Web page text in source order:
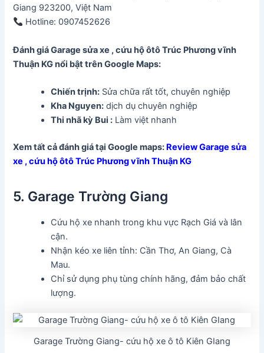
Giang 923200, Việt Nam
Hotline: 0907452626
Đánh giá Garage sửa xe , cứu hộ ôtô Trúc Phương vĩnh
Thuận KGnổi bật trên Google Maps:
Chiến trịnh: Sửa chữa rất tốt, chuyên nghiệp
Kha Nguyen: dịch dụ chuyên nghiệp
Thi nhã kỳ Bui : Làm việt nhanh
Xem tất cả đánh giá tại Google maps: Review Garage sửa
xe , cứu hộ ôtô Trúc Phương vĩnh Thuận KG
5. Garage Trường Giang
Cứu hộ xe nhanh trong khu vực Rạch Giá và lân
cận.
Nhận kéo xe liên tỉnh: Cần Thơ, An Giang, Cà
Mau.
Chỉ sử dụng phụ tùng chính hãng, đảm bảo chất
lượng.
Garage Trường Giang- cứu hộ xe ô tô Kiên GIang